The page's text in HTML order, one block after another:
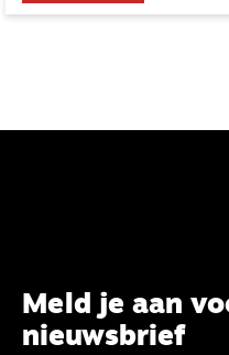
Meld je aan
nieuwsbrief